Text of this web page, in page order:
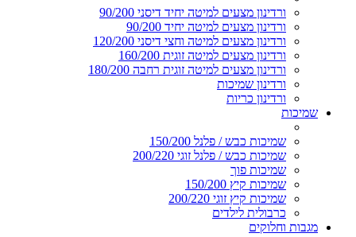
ורדינון מצעים למיטה יחיד דיסני 90/200
ורדינון מצעים למיטה יחיד 90/200
ורדינון מצעים למיטה וחצי דיסני 120/200
ורדינון מצעים למיטה זוגית 160/200
ורדינון מצעים למיטה זוגית רחבה 180/200
ורדינון שמיכות
ורדינון כריות
שמיכות
שמיכות כבש / פלנל 150/200
שמיכות כבש / פלנל זוגי 200/220
שמיכות פוך
שמיכות קיץ 150/200
שמיכות קיץ זוגי 200/220
כרבולית לילדים
מגבות וחלוקים